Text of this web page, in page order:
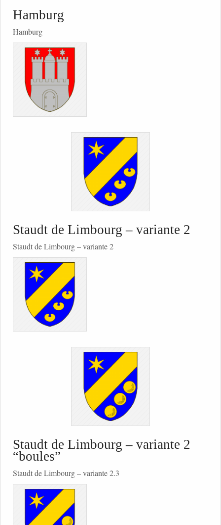
Hamburg
Hamburg
Staudt de Limbourg – variante 2
Staudt de Limbourg – variante 2
Staudt de Limbourg – variante 2
“boules”
Staudt de Limbourg – variante 2.3